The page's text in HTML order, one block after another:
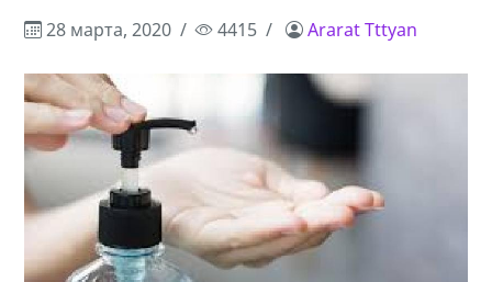
28 марта, 2020 4415 Ararat Tttyan